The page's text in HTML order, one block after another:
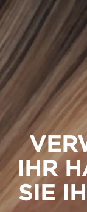
IHR
SIE